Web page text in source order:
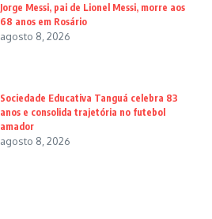
Jorge Messi, pai de Lionel Messi, morre aos
68 anos em Rosário
agosto 8, 2026
Sociedade Educativa Tanguá celebra 83
anos e consolida trajetória no futebol
amador
agosto 8, 2026